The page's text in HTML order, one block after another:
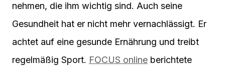
nehmen, die ihm wichtig sind. Auch seine
Gesundheit hat er nicht mehr vernachlässigt. Er
achtet auf eine gesunde Ernährung und treibt
regelmäßig Sport. FOCUS online berichtete